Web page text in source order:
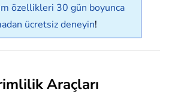
özellikleri 30 gün boyunca
ücretsiz deneyin!
Araçları